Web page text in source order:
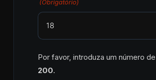
(Obrigatório)
Por favor, introduza um número de
200.